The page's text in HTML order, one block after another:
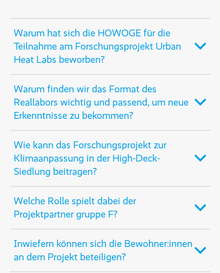
Warum hat sich die HOWOGE für die
Teilnahme am Forschungsprojekt Urban
Heat Labs beworben?
Warum finden wir das Format des
Reallabors wichtig und passend, um neue
Erkenntnisse zu bekommen?
Wie kann das Forschungsprojekt zur
Klimaanpassung in der High-Deck-
Siedlung beitragen?
Welche Rolle spielt dabei der
Projektpartner gruppe F?
Inwiefern können sich die Bewohner:innen
an dem Projekt beteiligen?